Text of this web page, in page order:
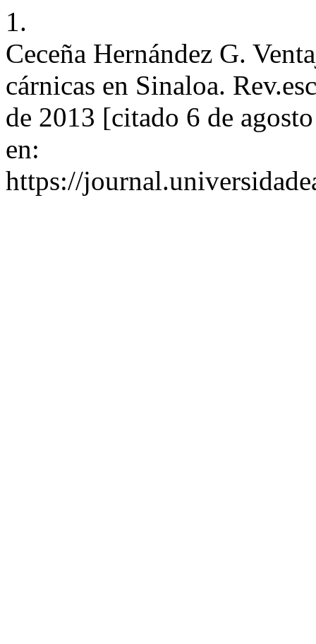
1.
Ceceña Hernández G.
cárnicas en Sinaloa.
de 2013 [citado 6 de
en:
https://